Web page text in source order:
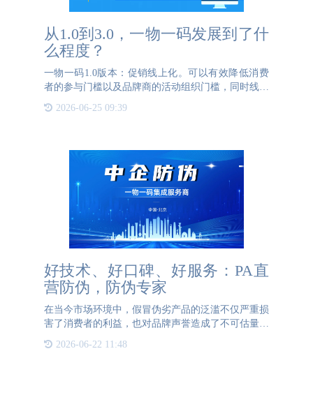
从1.0到3.0，一物一码发展到了什
么程度？
一物一码1.0版本：促销线上化。可以有效降低消费
者的参与门槛以及品牌商的活动组织门槛，同时线上
兑奖核销又可以大幅节省品牌商开展促销活动的整体
营销费用，单一个终端对讲手续费就可以节省出来非
2026-06-25 09:39
好技术、好口碑、好服务：PA直
营防伪，防伪专家
在当今市场环境中，假冒伪劣产品的泛滥不仅严重损
害了消费者的利益，也对品牌声誉造成了不可估量的
寻求专业的防伪解决方案。PA直营防伪，作为一家
2026-06-22 11:48